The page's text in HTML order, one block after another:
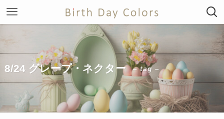
8/24 グレープ・ネクター – tag –